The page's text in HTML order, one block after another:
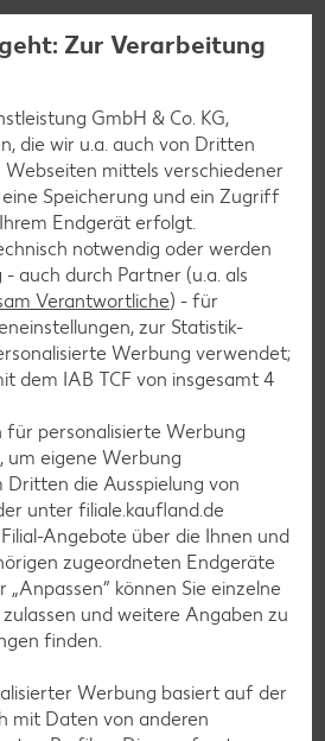
Teller verteilen, die Kirschen
mit den gerösteten
Zur Verarbeitung
GmbH & Co. KG,
die wir u.a. auch von Dritten
mittels verschiedener
Speicherung und ein Zugriff
Endgerät erfolgt.
notwendig oder werden
auch durch Partner (u.a. als
Verantwortliche) - für
zur Statistik-
Werbung verwendet;
dem IAB TCF von insgesamt 4
personalisierte Werbung
eigene Werbung
Dritten die Ausspielung von
unter filiale.kaufland.de
Angebote über die Ihnen und
zugeordneten Endgeräte
können Sie einzelne
und weitere Angaben zu
finden.
Werbung basiert auf der
mit Daten von anderen